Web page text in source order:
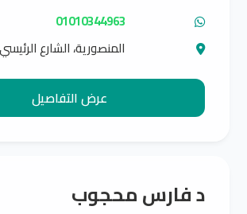
01010344963
المنصورية، الشارع
عرض التفاصيل
د فارس محجوب